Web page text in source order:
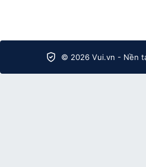
© 2026 Vui.vn - Nền